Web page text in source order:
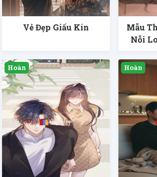
Vẻ Đẹp Giấu Kín
Mẫu
Nỗi